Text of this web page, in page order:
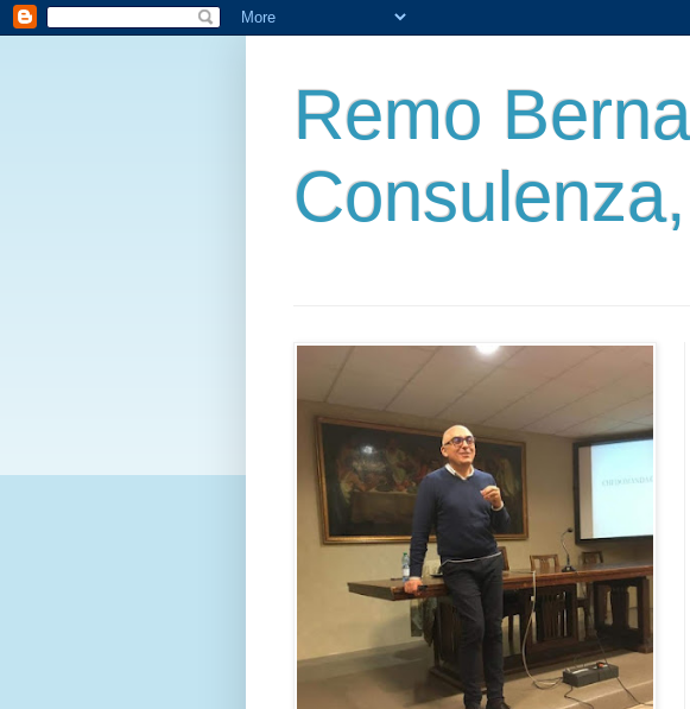
Remo